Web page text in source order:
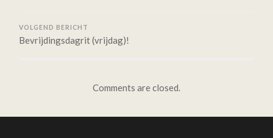
VOLGEND BERICHT
Bevrijdingsdagrit (vrijdag)!
Comments are closed.